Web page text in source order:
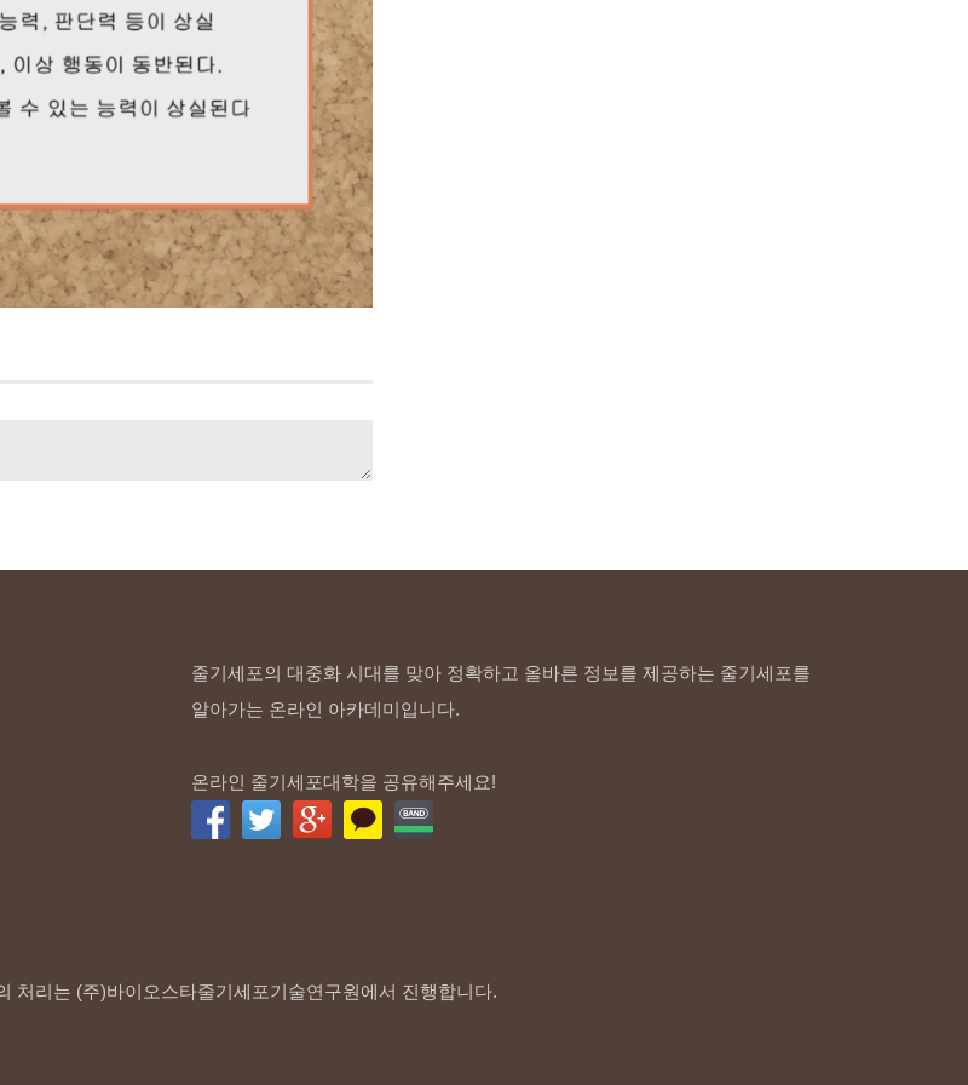
줄기세포의 대중화 시대를 맞아 정확하고 올바른 정보를 제공하는 줄기세포를
알아가는 온라인 아카데미입니다.
온라인 줄기세포대학을 공유해주세요!
처리는 (주)바이오스타줄기세포기술연구원에서 진행합니다.